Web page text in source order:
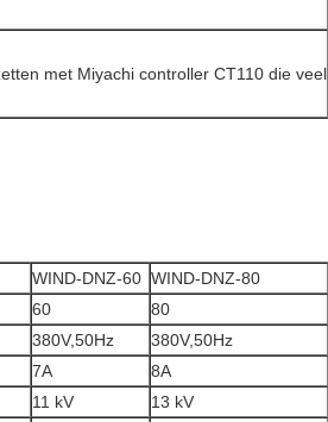
met Miyachi controller CT110 die veel
WIND-DNZ-60 WIND-DNZ-80
60
80
380V,50Hz
380V,50Hz
7A
8A
11 kV
13 kV